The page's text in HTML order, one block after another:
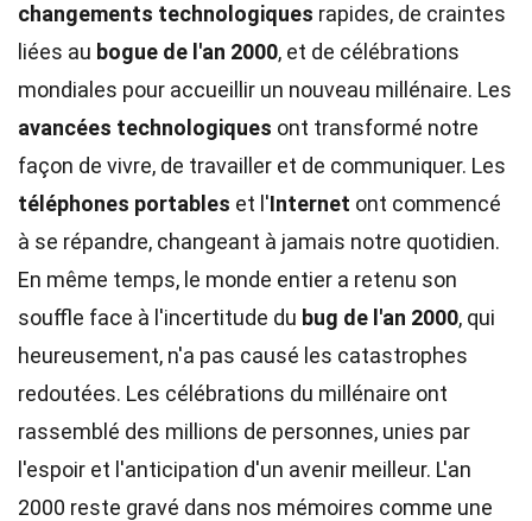
changements technologiques rapides, de craintes
liées au bogue de l'an 2000, et de célébrations
mondiales pour accueillir un nouveau millénaire. Les
avancées technologiques ont transformé notre
façon de vivre, de travailler et de communiquer. Les
téléphones portables et l'Internet ont commencé
à se répandre, changeant à jamais notre quotidien.
En même temps, le monde entier a retenu son
souffle face à l'incertitude du bug de l'an 2000, qui
heureusement, n'a pas causé les catastrophes
redoutées. Les célébrations du millénaire ont
rassemblé des millions de personnes, unies par
l'espoir et l'anticipation d'un avenir meilleur. L'an
2000 reste gravé dans nos mémoires comme une